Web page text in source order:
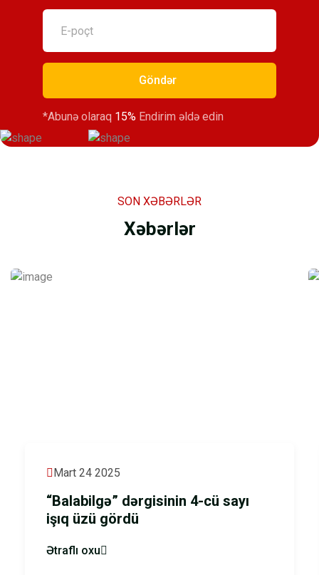
Göndər
*Abunə olaraq 15% Endirim əldə edin
SON XƏBƏRLƏR
Xəbərlər
Mart 24 2025
“Balabilgə” dərgisinin 4-cü sayı
işıq üzü gördü
Ətraflı oxu